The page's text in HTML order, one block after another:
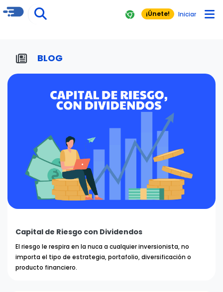
¡Únete! Iniciar
BLOG
Capital de Riesgo con Dividendos
El riesgo le respira en la nuca a cualquier inversionista, no
importa el tipo de estrategia, portafolio, diversificación o
producto financiero.